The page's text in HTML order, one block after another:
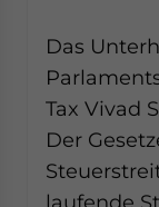
Das
Tax Vivad
Der
laufende